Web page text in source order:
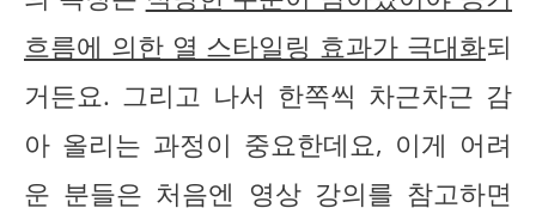
흐름에 의한 열 스타일링 효과가 극대화되
거든요. 그리고 나서 한쪽씩 차근차근 감
아 올리는 과정이 중요한데요, 이게 어려
운 분들은 처음엔 영상 강의를 참고하면